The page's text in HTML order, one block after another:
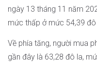
ngày 13 tháng 11 năm
mức thấp ở mức 54,39
Về phía tăng, người mua
gần đây là 63,28 đô la,